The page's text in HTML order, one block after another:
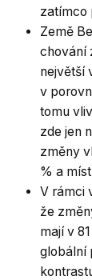
zatímco
Země
chování
největší
v
tomu
zde jen
změny
% a
V rámci
že
mají v
globální